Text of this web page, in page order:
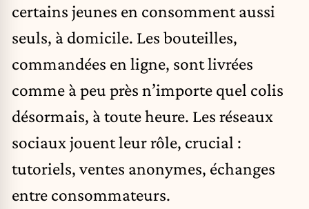
certains jeunes en consomment aussi
seuls, à domicile. Les bouteilles,
commandées en ligne, sont livrées
comme à peu près n’importe quel colis
désormais, à toute heure. Les réseaux
sociaux jouent leur rôle, crucial :
tutoriels, ventes anonymes, échanges
entre consommateurs.